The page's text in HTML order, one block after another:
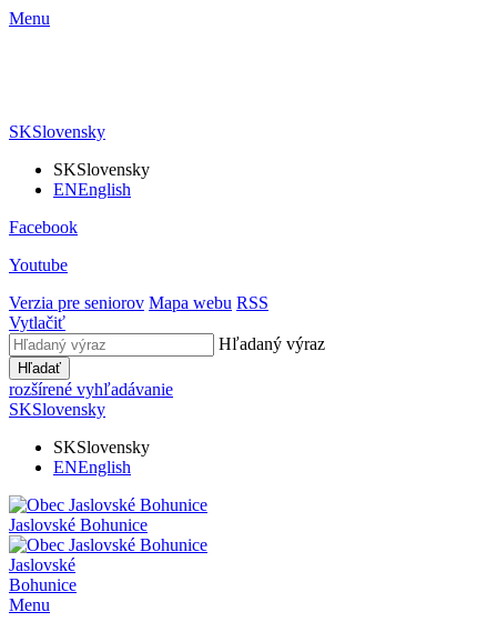
Menu
SKSlovensky
SKSlovensky
ENEnglish
Facebook
Youtube
Verzia pre seniorov Mapa webu RSS
Vytlačiť
Hľadaný výraz
Hľadať
rozšírené vyhľadávanie
SKSlovensky
SKSlovensky
ENEnglish
Jaslovské Bohunice
Jaslovské
Bohunice
Menu